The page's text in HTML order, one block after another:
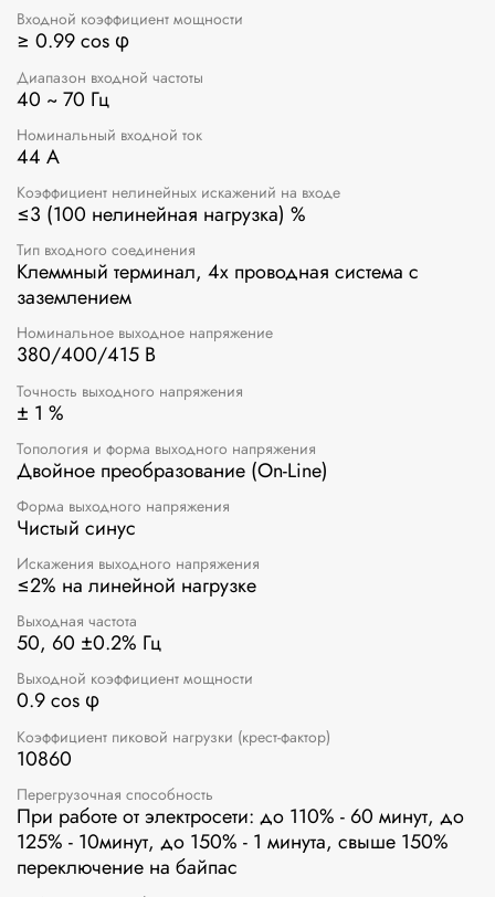
Входной коэффициент мощности
≥ 0.99 cos φ
Диапазон входной частоты
40 ~ 70 Гц
Номинальный входной ток
44 A
Коэффициент нелинейных искажений на входе
≤3 (100 нелинейная нагрузка) %
Тип входного соединения
Клеммный терминал, 4х проводная система с
заземлением
Номинальное выходное напряжение
380/400/415 В
Точность выходного напряжения
± 1 %
Топология и форма выходного напряжения
Двойное преобразование (On-Line)
Форма выходного напряжения
Чистый синус
Искажения выходного напряжения
≤2% на линейной нагрузке
Выходная частота
50, 60 ±0.2% Гц
Выходной коэффициент мощности
0.9 cos φ
Коэффициент пиковой нагрузки (крест-фактор)
10860
Перегрузочная способность
При работе от электросети: до 110% - 60 минут, до
125% - 10минут, до 150% - 1 минута, свыше 150%
переключение на байпас